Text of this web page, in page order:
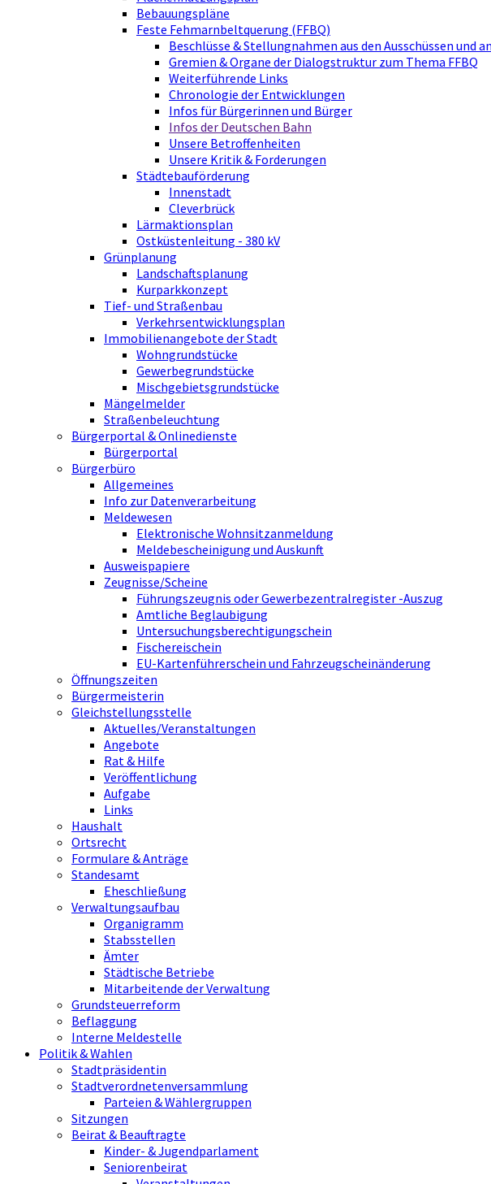
Bebauungspläne
Feste Fehmarnbeltquerung (FFBQ)
Beschlüsse & Stellungnahmen aus den Ausschüssen und
Gremien & Organe der Dialogstruktur zum Thema FFBQ
Weiterführende Links
Chronologie der Entwicklungen
Infos für Bürgerinnen und Bürger
Infos der Deutschen Bahn
Unsere Betroffenheiten
Unsere Kritik & Forderungen
Städtebauförderung
Innenstadt
Cleverbrück
Lärmaktionsplan
Ostküstenleitung - 380 kV
Grünplanung
Landschaftsplanung
Kurparkkonzept
Tief- und Straßenbau
Verkehrsentwicklungsplan
Immobilienangebote der Stadt
Wohngrundstücke
Gewerbegrundstücke
Mischgebietsgrundstücke
Mängelmelder
Straßenbeleuchtung
Bürgerportal & Onlinedienste
Bürgerportal
Bürgerbüro
Allgemeines
Info zur Datenverarbeitung
Meldewesen
Elektronische Wohnsitzanmeldung
Meldebescheinigung und Auskunft
Ausweispapiere
Zeugnisse/Scheine
Führungszeugnis oder Gewerbezentralregister -Auszug
Amtliche Beglaubigung
Untersuchungsberechtigungschein
Fischereischein
EU-Kartenführerschein und Fahrzeugscheinänderung
Öffnungszeiten
Bürgermeisterin
Gleichstellungsstelle
Aktuelles/Veranstaltungen
Angebote
Rat & Hilfe
Veröffentlichung
Aufgabe
Links
Haushalt
Ortsrecht
Formulare & Anträge
Standesamt
Eheschließung
Verwaltungsaufbau
Organigramm
Stabsstellen
Ämter
Städtische Betriebe
Mitarbeitende der Verwaltung
Grundsteuerreform
Beflaggung
Interne Meldestelle
Politik & Wahlen
Stadtpräsidentin
Stadtverordnetenversammlung
Parteien & Wählergruppen
Sitzungen
Beirat & Beauftragte
Kinder- & Jugendparlament
Seniorenbeirat